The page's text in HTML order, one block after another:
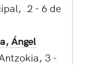
2 - 6 de
Ángel
3 -